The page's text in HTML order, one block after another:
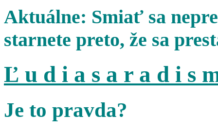
Aktuálne: Smiať sa
starnete preto, že sa
Ľ u d i a s a r a d i s
Je to pravda?